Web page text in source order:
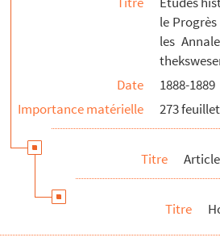
le
les
Date
1888-1889
Importance matérielle
273
Titre
Titre